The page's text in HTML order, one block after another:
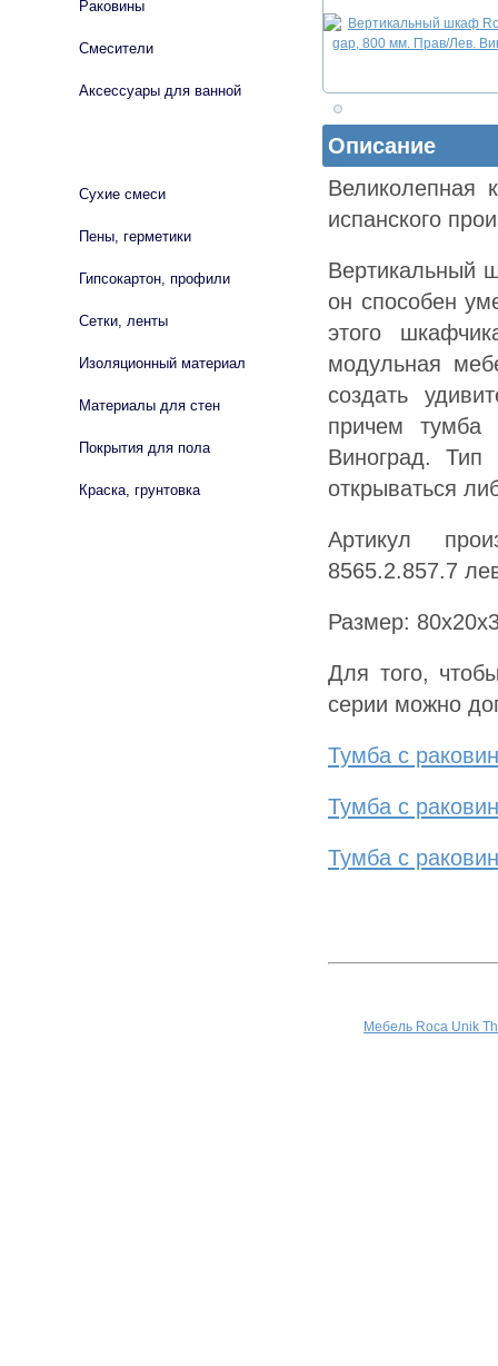
Описание
Великолепная
испанского
Вертикальный
он способен
этого
модульная
создать
причем тумба
Виноград.
открываться
Артикул
8565.2.857.7
Размер:
Для того,
серии можно
Тумба с
Тумба с
Тумба с
Мебель Roca Unik
Раковины
Смесители
Аксессуары для ванной
Сухие смеси
Пены, герметики
Гипсокартон, профили
Сетки, ленты
Изоляционный материал
Материалы для стен
Покрытия для пола
Краска, грунтовка